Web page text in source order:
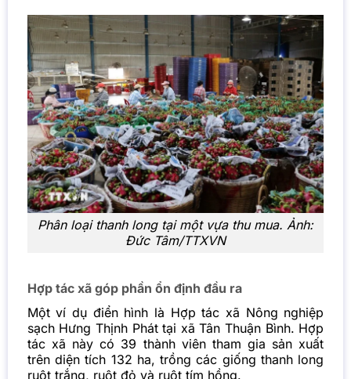
Phân loại thanh long tại một vựa thu mua. Ảnh:
Đức Tâm/TTXVN
Hợp tác xã góp phần ổn định đầu ra
Một ví dụ điển hình là Hợp tác xã Nông nghiệp
sạch Hưng Thịnh Phát tại xã Tân Thuận Bình. Hợp
tác xã này có 39 thành viên tham gia sản xuất
trên diện tích 132 ha, trồng các giống thanh long
ruột trắng, ruột đỏ và ruột tím hồng.